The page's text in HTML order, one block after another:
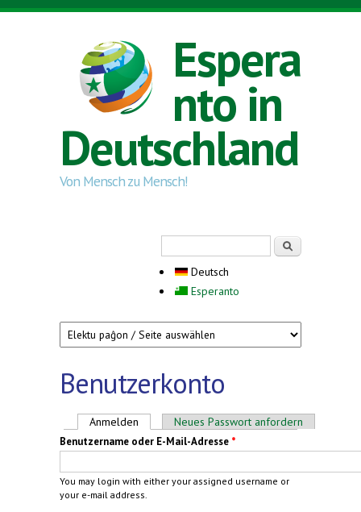
Direkt zum Inhalt
Espera
nto in
Deutschland
Von Mensch zu Mensch!
Deutsch
Esperanto
Benutzerkonto
Haupt-Reiter
Anmelden (aktiver Reiter)
Neues Passwort anfordern
Benutzername oder E-Mail-Adresse *
You may login with either your assigned username or
your e-mail address.